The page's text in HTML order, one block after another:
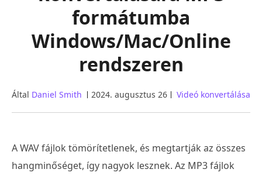
formátumba
Windows/Mac/Online
rendszeren
Által Daniel Smith 2024. augusztus 26 Videó konvertálása
A WAV fájlok tömörítetlenek, és megtartják az összes
hangminőséget, így nagyok lesznek. Az MP3 fájlok